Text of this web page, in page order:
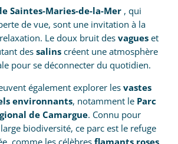
Saintes-Maries-de-la-Mer , qui
de vue, sont une invitation à la
Le doux bruit desvagueset
des salinscréent une atmosphère
pour se déconnecter du quotidien.
également explorer les vastes
environnants, notamment le Parc
de Camargue. Connu pour
biodiversité,ce parc est le refuge
comme les célèbresflamants roses